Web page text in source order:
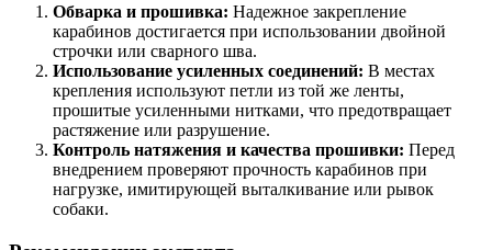
Обварка и прошивка: Надежное закрепление
карабинов достигается при использовании двойной
строчки или сварного шва.
Использование усиленных соединений: В местах
крепления используют петли из той же ленты,
прошитые усиленными нитками, что предотвращает
растяжение или разрушение.
Контроль натяжения и качества прошивки: Перед
внедрением проверяют прочность карабинов при
нагрузке, имитирующей выталкивание или рывок
собаки.